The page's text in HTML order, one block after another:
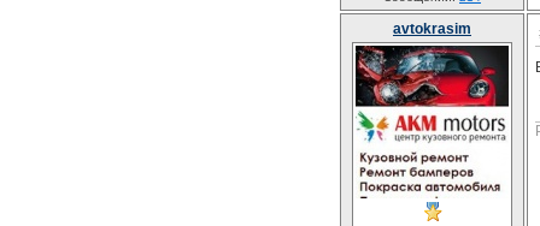
avtokrasim